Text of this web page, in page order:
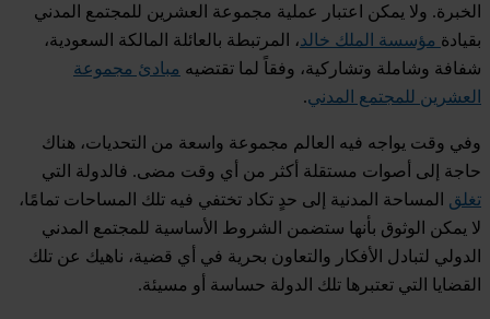
الخبرة. ولا يمكن اعتبار عملية مجموعة العشرين للمجتمع المدني
بقيادة مؤسسة الملك خالد ، المرتبطة بالعائلة المالكة السعودية،
شفافة وشاملة وتشاركية، وفقاً لما تقتضيه مبادئ مجموعة
العشرين للمجتمع المدني.
وفي وقت يواجه فيه العالم مجموعة واسعة من التحديات، هناك
حاجة إلى أصوات مستقلة أكثر من أي وقت مضى. فالدولة التي
تغلق المساحة المدنية إلى حدٍ تكاد تختفي فيه تلك المساحات تمامًا،
لا يمكن الوثوق بأنها ستضمن الشروط الأساسية للمجتمع المدني
الدولي لتبادل الأفكار والتعاون بحرية في أي قضية، ناهيك عن تلك
القضايا التي تعتبرها تلك الدولة حساسة أو مسيئة.